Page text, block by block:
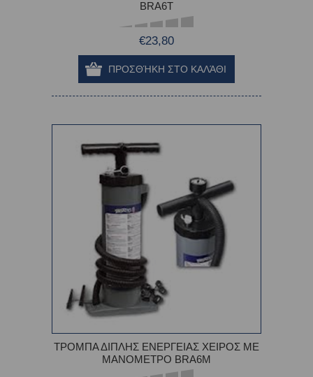
BRA6T
€23,80
ΤΡΟΜΠΑ ΔΙΠΛΗΣ ΕΝΕΡΓΕΙΑΣ ΧΕΙΡΟΣ ΜΕ
ΜΑΝΟΜΕΤΡΟ BRA6M